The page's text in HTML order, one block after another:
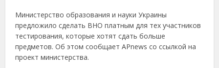
Министерство образования и науки Украины
предложило сделать ВНО платным для тех участников
тестирования, которые хотят сдать больше
предметов. Об этом сообщает APnews со ссылкой на
проект министерства.